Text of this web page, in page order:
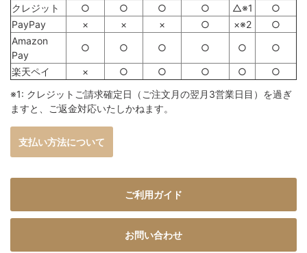
クレジット ○ ○ ○ ○ △※1
○
PayPay
× × × ○ ×※2
○
Amazon
Pay
○ ○ ○ ○ ○ ○
楽天ペイ × ○ ○ ○ ○
○
※1: クレジットご請求確定日（ご注文月の翌月3営業日目）を過ぎ
ますと、ご返金対応いたしかねます。
支払い方法について
ご利用ガイド
お問い合わせ